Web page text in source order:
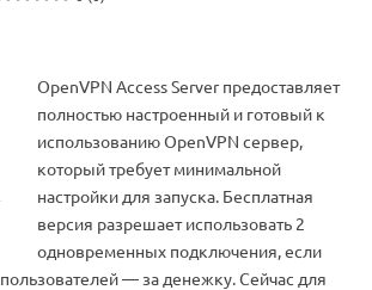
OpenVPN Access Server предоставляет
полностью настроенный и готовый к
использованию OpenVPN сервер,
который требует минимальной
настройки для запуска. Бесплатная
версия разрешает использовать 2
одновременных подключения, если
— за денежку. Сейчас для